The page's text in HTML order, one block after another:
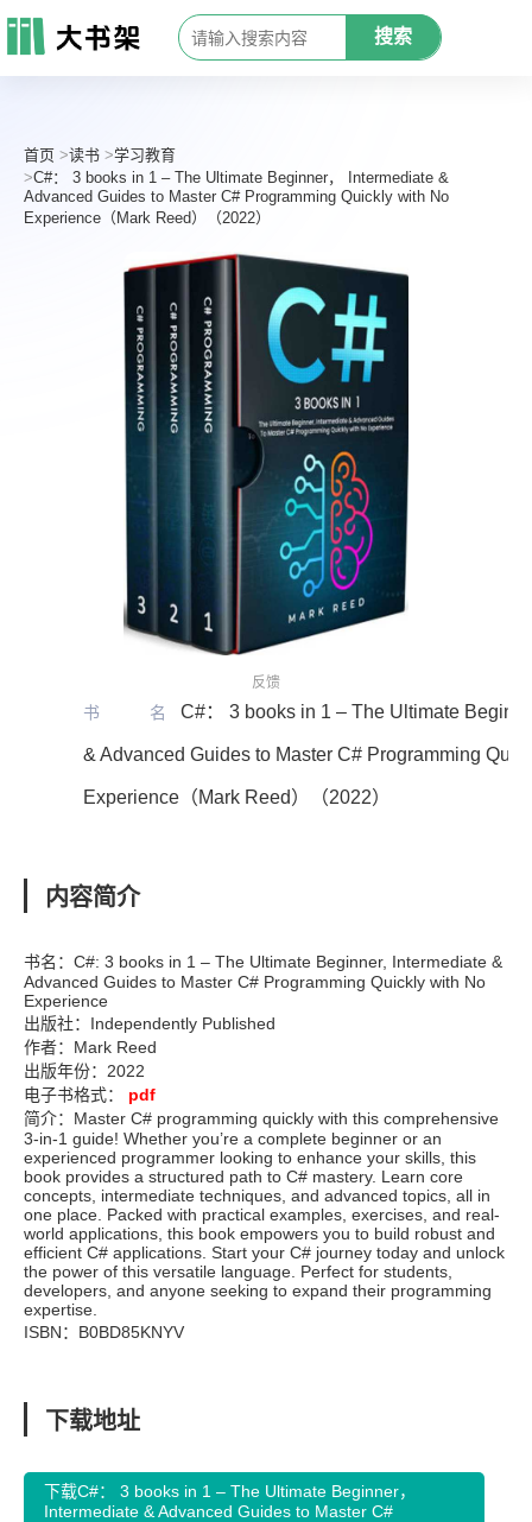
搜索
首页 读书
学习教育
C#： 3 books in 1 – The Ultimate Beginner， Intermediate &
Advanced Guides to Master C# Programming Quickly with No
Experience（Mark Reed）（2022）
反馈
书名 C#： 3 books in 1 – The Ultimate
& Advanced Guides to Master C# Programming
Experience（Mark Reed）（2022）
内容简介
书名：C#: 3 books in 1 – The Ultimate Beginner, Intermediate &
Advanced Guides to Master C# Programming Quickly with No
Experience
出版社：Independently Published
作者：Mark Reed
出版年份：2022
电子书格式：
pdf
简介：Master C# programming quickly with this comprehensive
3-in-1 guide! Whether you’re a complete beginner or an
experienced programmer looking to enhance your skills, this
book provides a structured path to C# mastery. Learn core
concepts, intermediate techniques, and advanced topics, all in
one place. Packed with practical examples, exercises, and real-
world applications, this book empowers you to build robust and
efficient C# applications. Start your C# journey today and unlock
the power of this versatile language. Perfect for students,
developers, and anyone seeking to expand their programming
expertise.
ISBN：B0BD85KNYV
下载地址
下载C#： 3 books in 1 – The Ultimate Beginner，
Intermediate & Advanced Guides to Master C#